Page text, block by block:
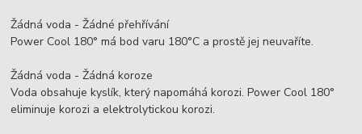
Žádná voda - Žádné přehřívání
Power Cool 180° má bod varu 180°C a prostě jej neuvaříte.
Žádná voda - Žádná koroze
Voda obsahuje kyslík, který napomáhá korozi. Power Cool 180°
eliminuje korozi a elektrolytickou korozi.